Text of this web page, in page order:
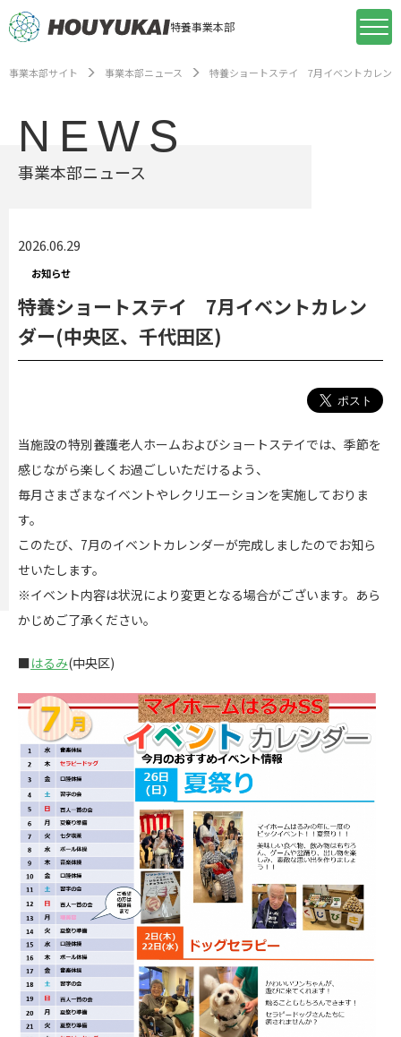
特養事業本部
事業本部サイト 事業本部ニュース 特養ショートステイ 7月イベントカレン
NEWS
事業本部ニュース
2026.06.29
お知らせ
特養ショートステイ 7月イベントカレン
ダー(中央区、千代田区)
当施設の特別養護老人ホームおよびショートステイでは、季節を
感じながら楽しくお過ごしいただけるよう、
毎月さまざまなイベントやレクリエーションを実施しておりま
す。
このたび、7月のイベントカレンダーが完成しましたのでお知ら
せいたします。
※イベント内容は状況により変更となる場合がございます。あら
かじめご了承ください。
■はるみ(中央区)